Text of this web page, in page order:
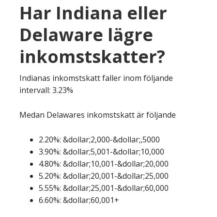
Har Indiana eller
Delaware lägre
inkomstskatter?
Indianas inkomstskatt faller inom följande
intervall: 3.23%
Medan Delawares inkomstskatt är följande
2.20%: &dollar;2,000-&dollar;,5000
3.90%: &dollar;5,001-&dollar;10,000
4.80%: &dollar;10,001-&dollar;20,000
5.20%: &dollar;20,001-&dollar;25,000
5.55%: &dollar;25,001-&dollar;60,000
6.60%: &dollar;60,001+